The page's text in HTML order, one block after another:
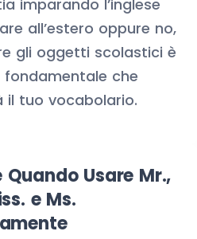
imparando l’inglese
all’estero oppure no,
gli oggetti scolastici è
fondamentale che
il tuo vocabolario.
Quando Usare Mr.,
e Ms.